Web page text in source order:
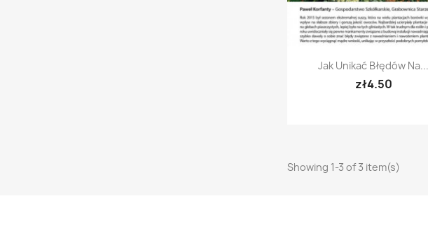
Quick view
Jak Unikać Błędów Na...
zł4.50
Showing 1-3 of 3 item(s)